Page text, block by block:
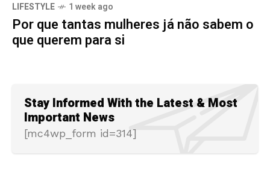
LIFESTYLE 1 week ago
Por que tantas mulheres já não sabem o
que querem para si
Stay Informed With the Latest & Most
Important News
[mc4wp_form id=314]